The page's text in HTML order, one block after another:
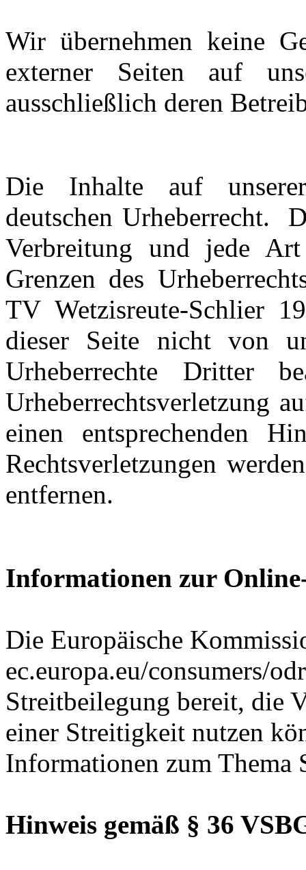
Wir übernehmen keine
externer Seiten auf
ausschließlich deren
Die Inhalte auf
deutschen Urheberrecht.
Verbreitung und jede
Grenzen des
TV Wetzisreute-Schlier
dieser Seite nicht von
Urheberrechte Dritter
Urheberrechtsverletzung
einen entsprechenden
Rechtsverletzungen
entfernen.
Informationen zur
Die Europäische
ec.europa.eu/consumers/
Streitbeilegung bereit, die
einer Streitigkeit nutzen
Informationen zum
Hinweis gemäß § 36